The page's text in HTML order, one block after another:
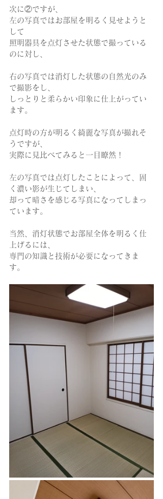
次に②ですが、
左の写真ではお部屋を明るく見せようと
して
照明器具を点灯させた状態で撮っている
のに対し、
右の写真では消灯した状態の自然光のみ
で撮影をし、
しっとりと柔らかい印象に仕上がってい
ます。
点灯時の方が明るく綺麗な写真が撮れそ
うですが、
実際に見比べてみると一目瞭然！
左の写真では点灯したことによって、固
く濃い影が生じてしまい、
却って暗さを感じる写真になってしまっ
ています。
当然、消灯状態でお部屋全体を明るく仕
上げるには、
専門の知識と技術が必要になってきま
す。